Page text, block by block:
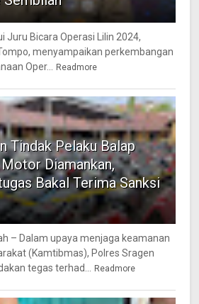
Juru Bicara Operasi Lilin 2024,
menyampaikan perkembangan
Oper... Readmore
Tindak Pelaku Balap
Diamankan,
Bakal Terima Sanksi
– Dalam upaya menjaga keamanan
(Kamtibmas), Polres Sragen
tegas terhad... Readmore